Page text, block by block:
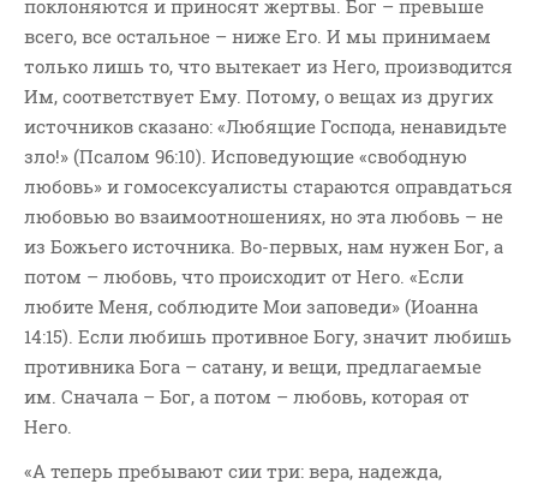
поклоняются и приносят жертвы. Бог – превыше
всего, все остальное – ниже Его. И мы принимаем
только лишь то, что вытекает из Него, производится
Им, соответствует Ему. Потому, о вещах из других
источников сказано: «Любящие Господа, ненавидьте
зло!» (Псалом 96:10). Исповедующие «свободную
любовь» и гомосексуалисты стараются оправдаться
любовью во взаимоотношениях, но эта любовь – не
из Божьего источника. Во-первых, нам нужен Бог, а
потом – любовь, что происходит от Него. «Если
любите Меня, соблюдите Мои заповеди» (Иоанна
14:15). Если любишь противное Богу, значит любишь
противника Бога – сатану, и вещи, предлагаемые
им. Сначала – Бог, а потом – любовь, которая от
Него.
«А теперь пребывают сии три: вера, надежда,